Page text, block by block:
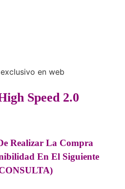
Speed 2.0
Realizar La Compra
En El Siguiente